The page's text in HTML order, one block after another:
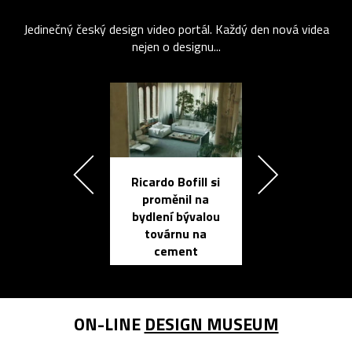
Jedinečný český design video portál. Každý den nová videa
nejen o designu...
Ricardo Bofill si
proměnil na
bydlení bývalou
továrnu na
cement
ON-LINE DESIGN MUSEUM